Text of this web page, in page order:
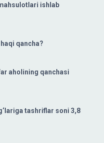
ishlab
qancha?
aholining qanchasi
tashriflar soni 3,8